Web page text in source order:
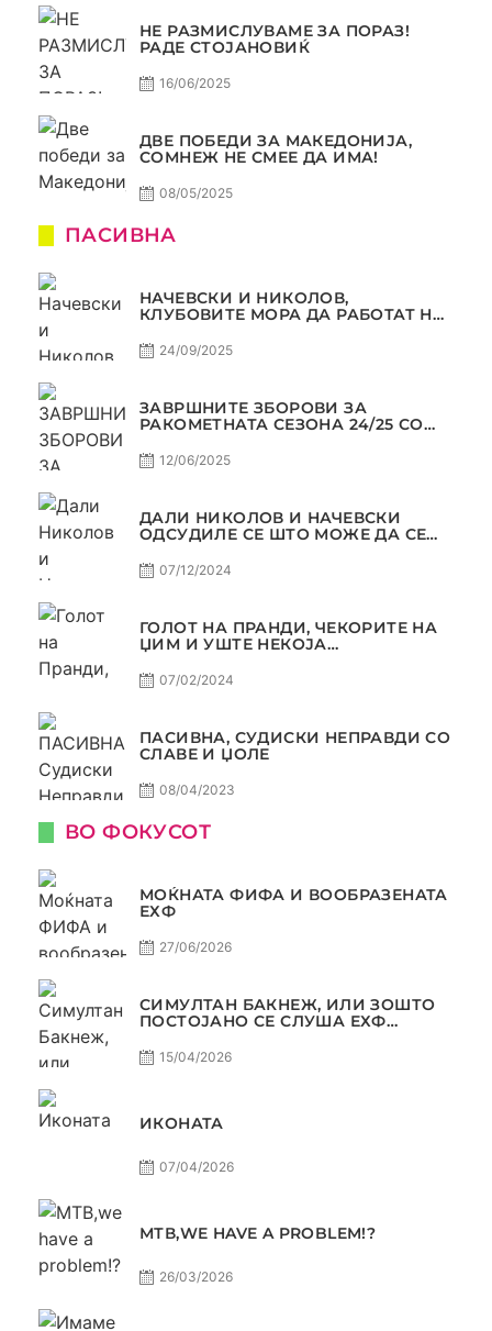
НЕ РАЗМИСЛУВАМЕ ЗА ПОРАЗ!
РАДЕ СТОЈАНОВИЌ
16/06/2025
ДВЕ ПОБЕДИ ЗА МАКЕДОНИЈА,
СОМНЕЖ НЕ СМЕЕ ДА ИМА!
08/05/2025
ПАСИВНА
НАЧЕВСКИ И НИКОЛОВ,
КЛУБОВИТЕ МОРА ДА РАБОТАТ НА
С5Е2 ПАСИВНА
24/09/2025
ЗАВРШНИТЕ ЗБОРОВИ ЗА
РАКОМЕТНАТА СЕЗОНА 24/25 СО
С4Е11
12/06/2025
ДАЛИ НИКОЛОВ И НАЧЕВСКИ
ОДСУДИЛЕ СЕ ШТО МОЖЕ ДА СЕ
07/12/2024
ГОЛОТ НА ПРАНДИ, ЧЕКОРИТЕ НА
ЏИМ И УШТЕ НЕКОЈА
САМО РАКОМЕТ
07/02/2024
ПАСИВНА, СУДИСКИ НЕПРАВДИ СО
СЛАВЕ И ЏОЛЕ
08/04/2023
ВО ФОКУСОТ
МОЌНАТА ФИФА И ВООБРАЗЕНАТА
ЕХФ
27/06/2026
СИМУЛТАН БАКНЕЖ, ИЛИ ЗОШТО
ПОСТОЈАНО СЕ СЛУША ЕХФ
15/04/2026
ИКОНАТА
07/04/2026
МТВ,WE HAVE A PROBLEM!?
26/03/2026